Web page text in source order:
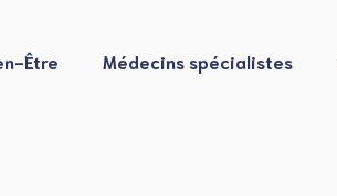
Être Médecins spécialistes